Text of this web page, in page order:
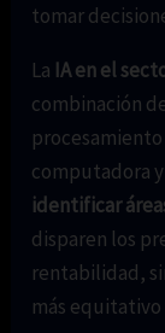
tomar
La IA en el
combinación
computadora
identificar
disparen los
rentabilidad,
más